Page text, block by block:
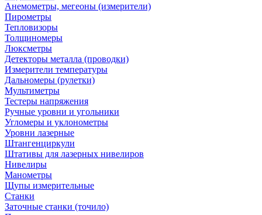
Анемометры, мегеоны (измерители)
Пирометры
Тепловизоры
Толщиномеры
Люксметры
Детекторы металла (проводки)
Измерители температуры
Дальномеры (рулетки)
Мультиметры
Тестеры напряжения
Ручные уровни и угольники
Угломеры и уклонометры
Уровни лазерные
Штангенциркули
Штативы для лазерных нивелиров
Нивелиры
Манометры
Щупы измерительные
Станки
Заточные станки (точило)